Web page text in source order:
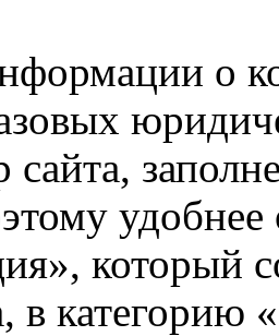
о
сайта,
удобнее
который
в категорию